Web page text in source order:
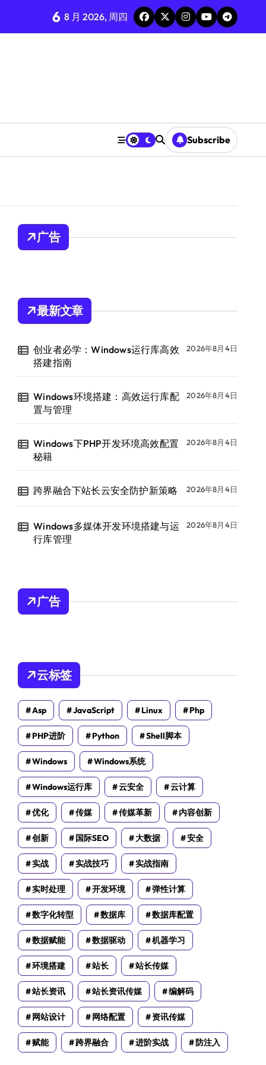
6 8 月 2026, 周四
Subscribe
广告
最新文章
创业者必学：Windows运行库高效
搭建指南
2026年8月4日
Windows环境搭建：高效运行库配
置与管理
2026年8月4日
Windows下PHP开发环境高效配置
秘籍
2026年8月4日
跨界融合下站长云安全防护新策略 2026年8月4日
Windows多媒体开发环境搭建与运
行库管理
2026年8月4日
广告
云标签
Asp JavaScript Linux Php
PHP进阶 Python Shell脚本
Windows Windows系统
Windows运行库 云安全 云计算
优化 传媒 传媒革新 内容创新
创新 国际SEO 大数据 安全
实战 实战技巧 实战指南
实时处理 开发环境 弹性计算
数字化转型 数据库 数据库配置
数据赋能 数据驱动 机器学习
环境搭建 站长 站长传媒
站长资讯 站长资讯传媒 编解码
网站设计 网络配置 资讯传媒
赋能 跨界融合 进阶实战 防注入